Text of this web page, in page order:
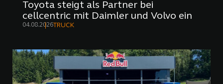
Toyota steigt als Partner bei
cellcentric mit Daimler und Volvo ein
04.08.2026 TRUCK